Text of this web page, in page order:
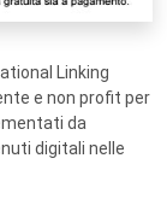
Linking
e non profit per
da
digitali nelle